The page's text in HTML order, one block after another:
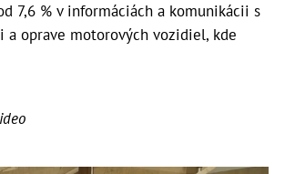
7,6 % v informáciách a komunikácii s
oprave motorových vozidiel, kde